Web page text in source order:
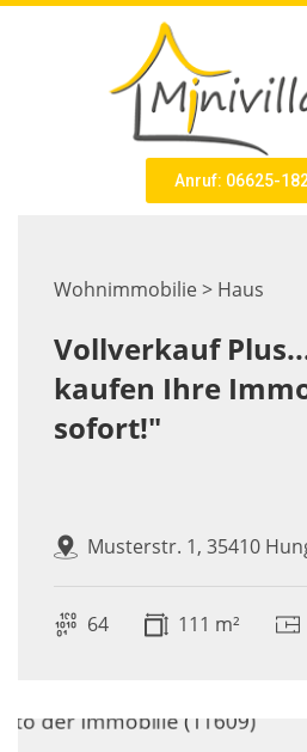
Anruf: 06625-
Wohnimmobilie > Haus
Vollverkauf
kaufen Ihre
sofort!"
Musterstr. 1, 35410
64 111 m²